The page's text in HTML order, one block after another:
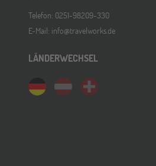
Telefon: 0251-98209-330
E-Mail: info@travelworks.de
LÄNDERWECHSEL